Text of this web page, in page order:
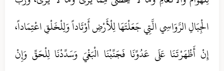
الْجِبَالِ الرَّوَاسِي الَّتِي جَعَلْتَهَا لِلْأَرْضِ أَوْتَاداً وَلِلْخَلْقِ اعْتِمَاداً،
إِنْ أَظْهَرْتَنَا عَلَى عَدُوِّنَا فَجَنِّبْنَا الْبَغْيَ وَسَدِّدْنَا لِلْحَقِّ وَإِنْ